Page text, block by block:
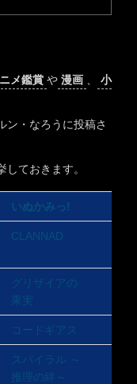
メ鑑賞 や 漫画
小
ン・なろうに投稿さ
ておきます。
いぬかみっ!
CLANNAD
グリザイアの
果実
コードギアス
スパイラル ～
推理の絆～